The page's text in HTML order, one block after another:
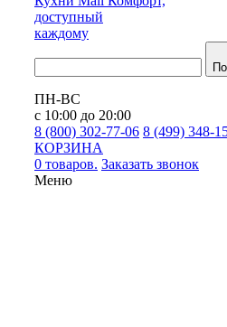
доступный
каждому
ПН-ВС
с 10:00 до 20:00
8 (800) 302-77-06 8 (499) 348-
КОРЗИНА
0 товаров. Заказать звонок
Меню